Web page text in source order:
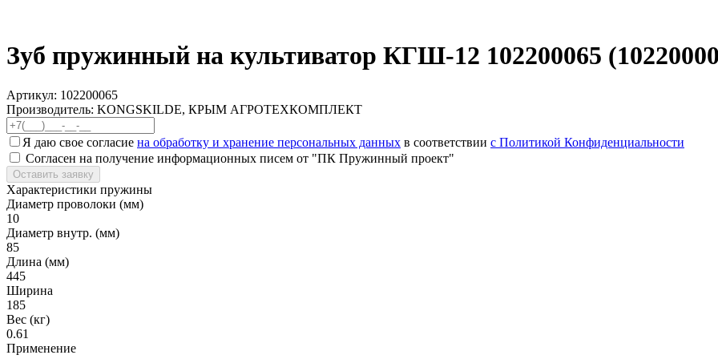
Зуб пружинный на культиватор КГШ-12 102200065
Артикул: 102200065
Производитель: KONGSKILDE, КРЫМ АГРОТЕХКОМПЛЕКТ
Я даю свое согласие на обработку и хранение персональных данных в соответствии с Политикой Конфиденциальности
Согласен на получение информационных писем от "ПК Пружинный проект"
Оставить заявку
Характеристики пружины
Диаметр проволоки (мм)
10
Диаметр внутр. (мм)
85
Длина (мм)
445
Ширина
185
Вес (кг)
0.61
Применение